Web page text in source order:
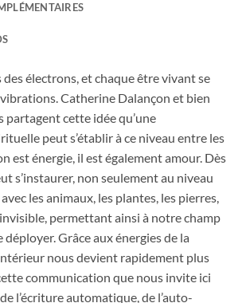
électrons, et chaque être vivant se
Catherine Dalançon et bien
partagent cette idée qu’une
peut s’établir à ce niveau entre les
est énergie, il est également amour. Dès
s’instaurer, non seulement au niveau
les animaux, les plantes, les pierres,
permettant ainsi à notre champ
déployer. Grâce aux énergies de la
nous devient rapidement plus
communication que nous invite ici
de l’écriture automatique, de l’auto-